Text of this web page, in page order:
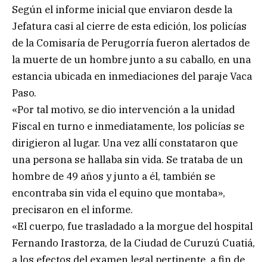
Según el informe inicial que enviaron desde la
Jefatura casi al cierre de esta edición, los policías
de la Comisaría de Perugorría fueron alertados de
la muerte de un hombre junto a su caballo, en una
estancia ubicada en inmediaciones del paraje Vaca
Paso.
«Por tal motivo, se dio intervención a la unidad
Fiscal en turno e inmediatamente, los policías se
dirigieron al lugar. Una vez allí constataron que
una persona se hallaba sin vida. Se trataba de un
hombre de 49 años y junto a él, también se
encontraba sin vida el equino que montaba»,
precisaron en el informe.
«El cuerpo, fue trasladado a la morgue del hospital
Fernando Irastorza, de la Ciudad de Curuzú Cuatiá,